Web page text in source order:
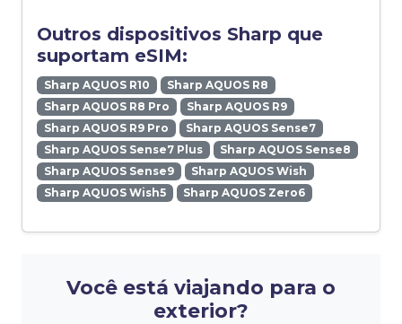
Outros dispositivos Sharp que
suportam eSIM:
Sharp AQUOS R10
Sharp AQUOS R8
Sharp AQUOS R8 Pro
Sharp AQUOS R9
Sharp AQUOS R9 Pro
Sharp AQUOS Sense7
Sharp AQUOS Sense7 Plus
Sharp AQUOS Sense8
Sharp AQUOS Sense9
Sharp AQUOS Wish
Sharp AQUOS Wish5
Sharp AQUOS Zero6
Você está viajando para o
exterior?